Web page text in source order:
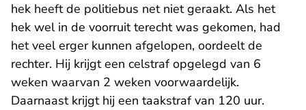
hek heeft de politiebus net niet geraakt. Als het
hek wel in de voorruit terecht was gekomen, had
het veel erger kunnen afgelopen, oordeelt de
rechter. Hij krijgt een celstraf opgelegd van 6
weken waarvan 2 weken voorwaardelijk.
Daarnaast krijgt hij een taakstraf van 120 uur.